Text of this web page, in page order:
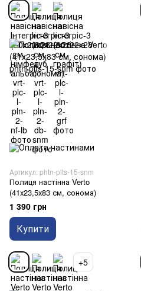
Артикул: phtn-plts-15-snm
Полиця настінна Verto
(41х23,5х83 см, сонома)
1 390 грн
Купити
+5